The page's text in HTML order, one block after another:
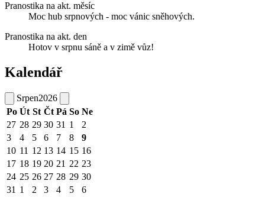
Pranostika na akt. měsíc
Moc hub srpnových - moc vánic sněhových.
Pranostika na akt. den
Hotov v srpnu sáně a v zimě vůz!
Kalendář
Srpen2026
Po Út St Čt Pá So Ne
27 28 29 30 31 1
2
3
4 5 6 7 8
9
10 11 12 13 14 15 16
17 18 19 20 21 22 23
24 25 26 27 28 29 30
31 1 2 3 4 5 6